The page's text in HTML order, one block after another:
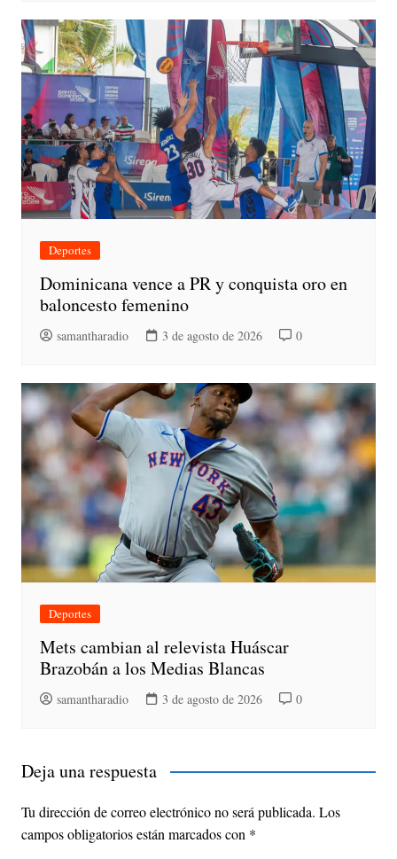
Deportes
Dominicana vence a PR y conquista oro en
baloncesto femenino
samantharadio 3 de agosto de 2026 0
Deportes
Mets cambian al relevista Huáscar
Brazobán a los Medias Blancas
samantharadio 3 de agosto de 2026 0
Deja una respuesta
Tu dirección de correo electrónico no será publicada. Los
campos obligatorios están marcados con *